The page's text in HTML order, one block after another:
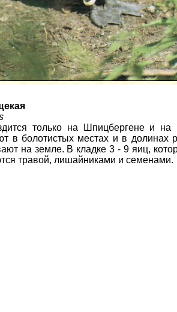
только на Шпицбергене и
в болотистых местах и в долинах
на земле. В кладке 3 - 9 яиц,
травой, лишайниками и семенами.